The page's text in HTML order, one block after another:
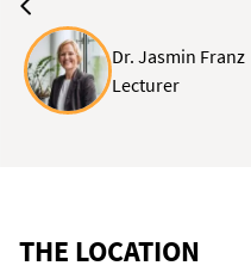
Dr. Jasmin Franz
Lecturer
THE LOCATION